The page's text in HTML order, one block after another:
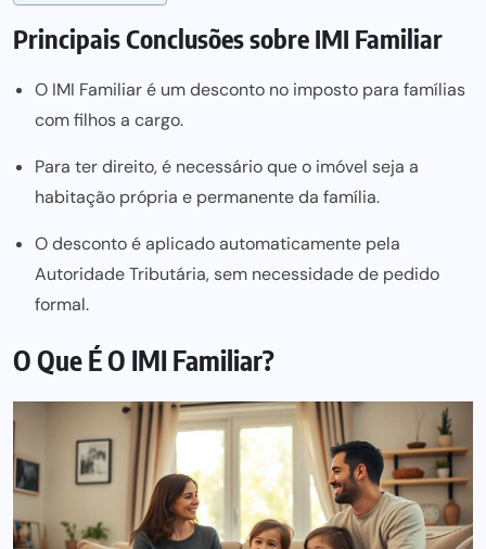
Principais Conclusões sobre IMI Familiar
O IMI Familiar é um desconto no imposto para famílias
com filhos a cargo.
Para ter direito, é necessário que o imóvel seja a
habitação própria e permanente da família.
O desconto é aplicado automaticamente pela
Autoridade Tributária, sem necessidade de pedido
formal.
O Que É O IMI Familiar?